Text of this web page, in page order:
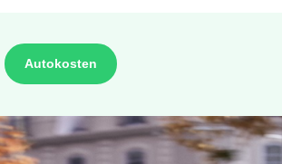
Autokosten